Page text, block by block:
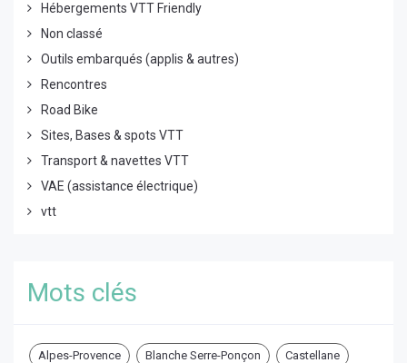
Hébergements VTT Friendly
Non classé
Outils embarqués (applis & autres)
Rencontres
Road Bike
Sites, Bases & spots VTT
Transport & navettes VTT
VAE (assistance électrique)
vtt
Mots clés
Alpes-Provence Blanche Serre-Ponçon Castellane